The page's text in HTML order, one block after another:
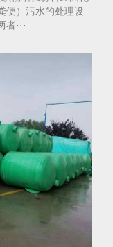
便）污水的处理设
···